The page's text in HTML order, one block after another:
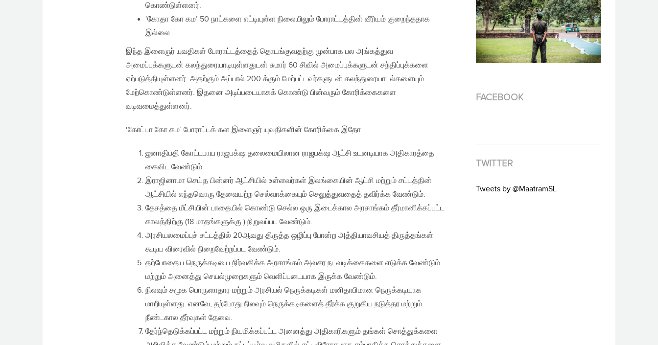
கொண்டுள்ளனர்.
‘கோதா கோ கம’ 50 நாட்களை எட்டியுள்ள நிலையிலும் போராட்டத்தின் வீரியம் குறைந்ததாக
இல்லை.
இந்த இளைஞர் யுவதிகள் போராட்டத்தைத் தொடங்குவதற்கு முன்பாக பல அங்கத்துவ
அமைப்புக்களுடன் கலந்துரையாடியுள்ளதுடன் சுமார் 60 சிவில் அமைப்புக்களுடன் சந்திப்புக்களை
ஏற்படுத்தியுள்ளனர். அதற்கும் அப்பால் 200 க்கும் மேற்பட்டவர்களுடன் கலந்துரையாடல்களையும்
மேற்கொண்டுள்ளனர். இதனை அடிப்படையாகக் கொண்டு பின்வரும் கோரிக்கைகளை
வடிவமைத்துள்ளனர்.
‘கோட்டா கோ கம’ போராட்டக் கள இளைஞர் யுவதிகளின் கோரிக்கை இதோ
ஜனாதிபதி கோட்டபாய ராஜபக்‌ஷ தலைமையிலான ராஜபக்‌ஷ ஆட்சி உடனடியாக அதிகாரத்தை
கைவிட வேண்டும்.
இராஜினாமா செய்த பின்னர் ஆட்சியில் உள்ளவர்கள் இலங்கையின் ஆட்சி மற்றும் சட்டத்தின்
ஆட்சியில் எந்தவொரு தேவையற்ற செல்வாக்கையும் செலுத்துவதைத் தவிர்க்க வேண்டும்.
தேசத்தை மீட்சியின் பாதையில் கொண்டு செல்ல ஒரு இடைக்கால அரசாங்கம் தீர்மானிக்கப்பட்ட
காலத்திற்கு (18 மாதங்களுக்கு ) நிறுவப்பட வேண்டும்.
அரசியலமைப்புச் சட்டத்தில் 20ஆவது திருத்த ஒழிப்பு போன்ற அத்தியாவசியத் திருத்தங்கள்
கூடிய விரைவில் நிறைவேற்றப்பட வேண்டும்.
தற்போதைய நெருக்கடியை நிர்வகிக்க அரசாங்கம் அவசர நடவடிக்கைகளை எடுக்க வேண்டும்.
மற்றும் அனைத்து செயல்முறைகளும் வெளிப்படையாக இருக்க வேண்டும்.
நிலவும் சமூக பொருளாதார மற்றும் அரசியல் நெருக்கடிகள் மனிதாபிமான நெருக்கடியாக
மாறியுள்ளது. எனவே, தற்போது நிலவும் நெருக்கடிகளைத் தீர்க்க குறுகிய நடுத்தர மற்றும்
நீண்டகால தீர்வுகள் தேவை.
தேர்ந்தெடுக்கப்பட்ட மற்றும் நியமிக்கப்பட்ட அனைத்து அதிகாரிகளும் தங்கள் சொத்துக்களை
FACEBOOK
TWITTER
Tweets by @MaatramSL